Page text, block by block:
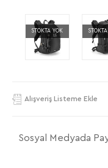
STOKTA YOK
Alışveriş Listeme Ekle
Sosyal Medyada